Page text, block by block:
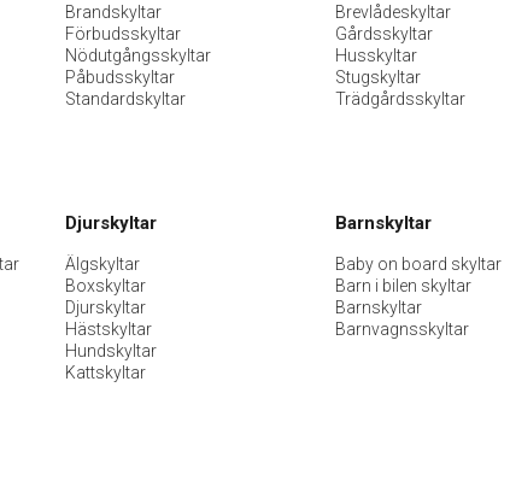
Brandskyltar
Förbudsskyltar
Nödutgångsskyltar
Påbudsskyltar
Standardskyltar
Brevlådeskyltar
Gårdsskyltar
Husskyltar
Stugskyltar
Trädgårdsskyltar
Djurskyltar
Älgskyltar
Boxskyltar
Djurskyltar
Hästskyltar
Hundskyltar
Kattskyltar
Barnskyltar
Baby on board skyltar
Barn i bilen skyltar
Barnskyltar
Barnvagnsskyltar